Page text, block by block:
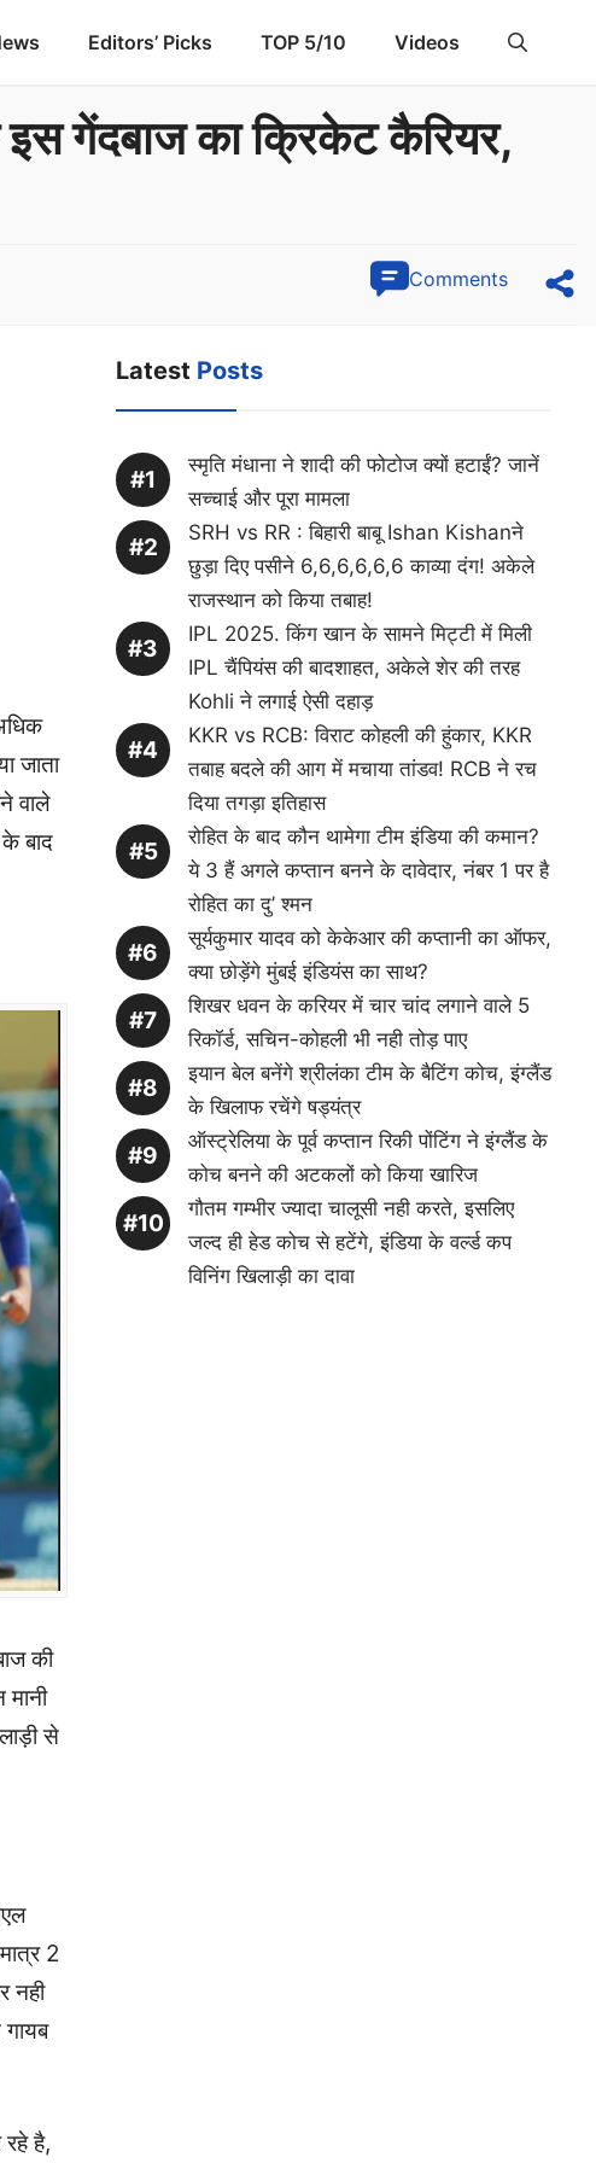
Editors’ Picks TOP 5/10 Videos
गेंदबाज का क्रिकेट कैरियर,
Comments
जाता
वाले
बाद
की
से
2
नही
है,
Latest Posts
स्मृति मंधाना ने शादी की फोटोज क्यों हटाईं? जानें
सच्चाई और पूरा मामला
SRH vs RR : बिहारी बाबू Ishan Kishanने
छुड़ा दिए पसीने 6,6,6,6,6,6 काव्या दंग! अकेले
राजस्थान को किया तबाह!
IPL 2025. किंग खान के सामने मिट्टी में मिली
IPL चैंपियंस की बादशाहत, अकेले शेर की तरह
Kohli ने लगाई ऐसी दहाड़
KKR vs RCB: विराट कोहली की हुंकार, KKR
तबाह बदले की आग में मचाया तांडव! RCB ने रच
दिया तगड़ा इतिहास
रोहित के बाद कौन थामेगा टीम इंडिया की कमान?
ये 3 हैं अगले कप्तान बनने के दावेदार, नंबर 1 पर है
रोहित का दु’ श्मन
सूर्यकुमार यादव को केकेआर की कप्तानी का ऑफर,
क्या छोड़ेंगे मुंबई इंडियंस का साथ?
शिखर धवन के करियर में चार चांद लगाने वाले 5
रिकॉर्ड, सचिन-कोहली भी नही तोड़ पाए
इयान बेल बनेंगे श्रीलंका टीम के बैटिंग कोच, इंग्लैंड
के खिलाफ रचेंगे षड्यंत्र
ऑस्ट्रेलिया के पूर्व कप्तान रिकी पोंटिंग ने इंग्लैंड के
कोच बनने की अटकलों को किया खारिज
गौतम गम्भीर ज्यादा चालूसी नही करते, इसलिए
जल्द ही हेड कोच से हटेंगे, इंडिया के वर्ल्ड कप
विनिंग खिलाड़ी का दावा